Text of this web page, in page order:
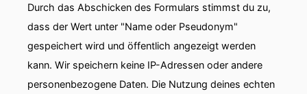
Durch das Abschicken des Formulars stimmst du zu,
dass der Wert unter "Name oder Pseudonym"
gespeichert wird und öffentlich angezeigt werden
kann. Wir speichern keine IP-Adressen oder andere
personenbezogene Daten. Die Nutzung deines echten